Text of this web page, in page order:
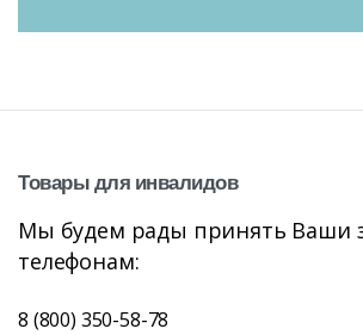
Товарыдля инвалидов
Мы будем рады принять Ваши
телефонам:
8 (800) 350-58-78